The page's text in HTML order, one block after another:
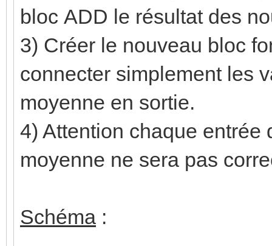
bloc ADD le résultat des
3) Créer le nouveau bloc
connecter simplement les
moyenne en sortie.
4) Attention chaque
moyenne ne sera pas
Schéma :